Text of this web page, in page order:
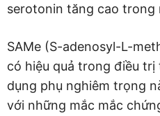
serotonin tăng cao trong
SAMe (S-adenosyl-L-
có hiệu quả trong điều
dụng phụ nghiêm trọng
với những mắc mắc